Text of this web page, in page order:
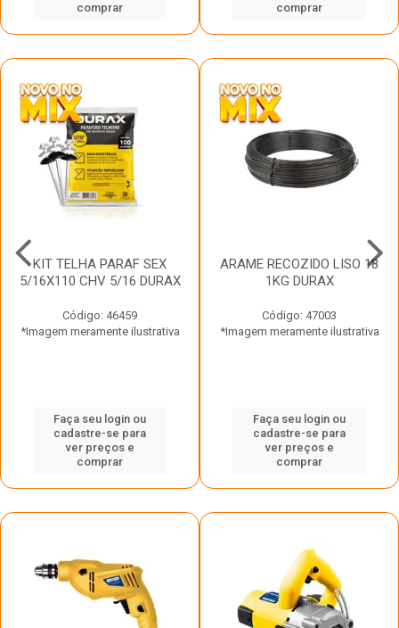
comprar
comprar
KIT TELHA PARAF SEX
5/16X110 CHV 5/16 DURAX
Código: 46459
*Imagem meramente ilustrativa
Faça seu login ou
cadastre-se para
ver preços e
comprar
ARAME RECOZIDO LISO 18
1KG DURAX
Código: 47003
*Imagem meramente ilustrativa
Faça seu login ou
cadastre-se para
ver preços e
comprar